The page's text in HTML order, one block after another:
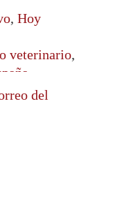
, Hoy
veterinario,
del